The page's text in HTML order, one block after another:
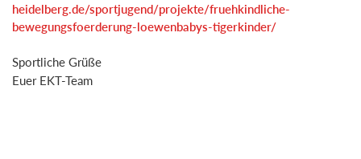
heidelberg.de/sportjugend/projekte/fruehkindliche-
bewegungsfoerderung-loewenbabys-tigerkinder/
Sportliche Grüße
Euer EKT-Team